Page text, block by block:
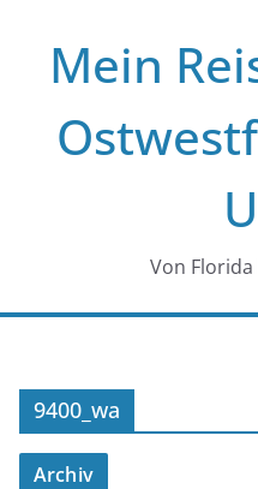
springenMein
Von
9400_wa
Archiv